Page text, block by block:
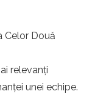
Celor Două
relevanți
unei echipe.